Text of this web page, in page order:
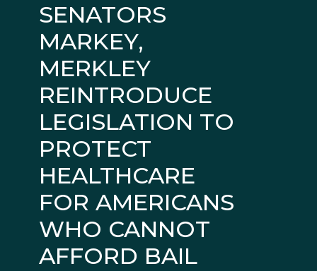
SENATORS
MARKEY,
MERKLEY
REINTRODUCE
LEGISLATION TO
PROTECT
HEALTHCARE
FOR AMERICANS
WHO CANNOT
AFFORD BAIL